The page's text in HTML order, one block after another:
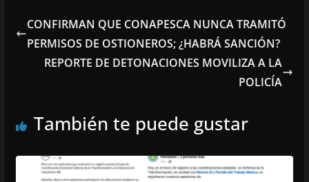
CONFIRMAN QUE CONAPESCA NUNCA TRAMITÓ
PERMISOS DE OSTIONEROS; ¿HABRÁ SANCIÓN?
REPORTE DE DETONACIONES MOVILIZA A LA
POLICÍA
También te puede gustar